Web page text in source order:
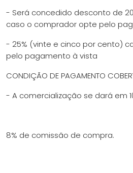
- Será concedido desconto de
caso o comprador opte pelo
- 25% (vinte e cinco por cento)
pelo pagamento à vista
CONDIÇÃO DE PAGAMENTO
- A comercialização se dará em
8% de comissão de compra.